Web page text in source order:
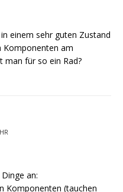
einem sehr guten Zustand
Komponenten am
man für so ein Rad?
an:
Komponenten (tauchen